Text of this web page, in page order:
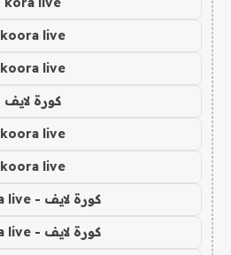
koora live
koora live
كورة لايف
koora live
koora live
كورة لايف - koora live
كورة لايف - koora live